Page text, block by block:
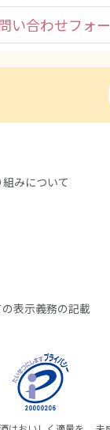
い合わせフォ
みについて
表示義務の記載